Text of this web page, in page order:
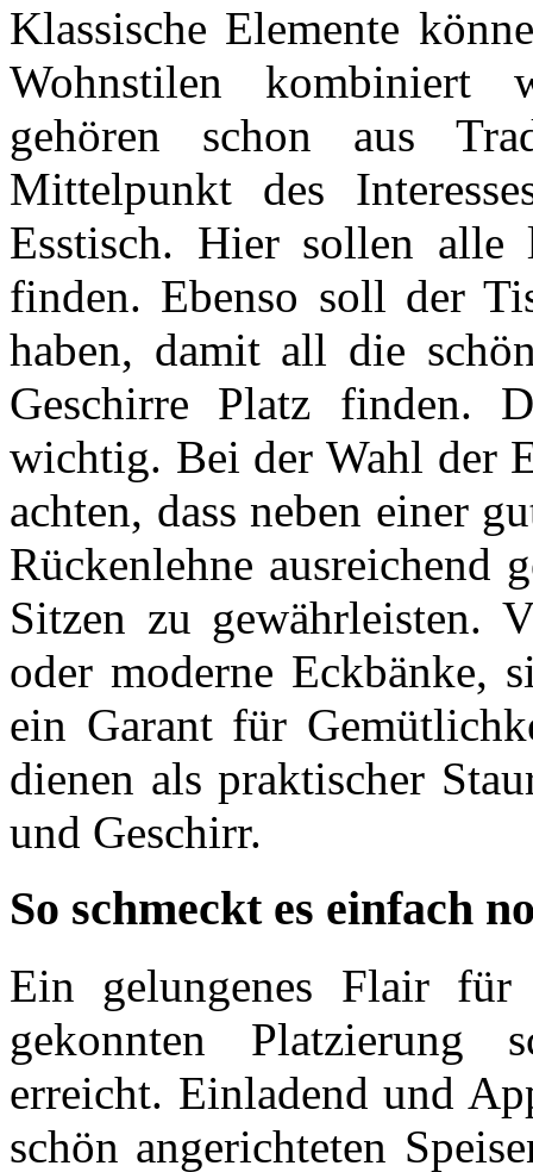
Klassische Elemente
Wohnstilen kombiniert
gehören schon aus
Mittelpunkt des
Esstisch. Hier sollen alle
finden. Ebenso soll der
haben, damit all die
Geschirre Platz finden.
wichtig. Bei der Wahl der
achten, dass neben einer
Rückenlehne ausreichend
Sitzen zu gewährleisten.
oder moderne Eckbänke,
ein Garant für
dienen als praktischer
und Geschirr.
So schmeckt es einfach
Ein gelungenes Flair
gekonnten Platzierung
erreicht. Einladend und
schön angerichteten